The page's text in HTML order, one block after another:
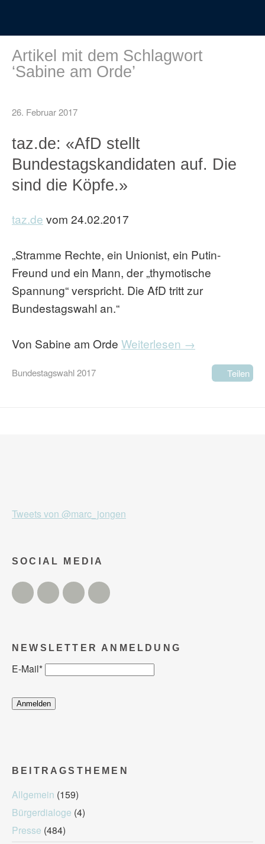
Artikel mit dem Schlagwort
‘Sabine am Orde’
26. Februar 2017
taz.de: «AfD stellt
Bundestagskandidaten auf. Die
sind die Köpfe.»
taz.de vom 24.02.2017
„Stramme Rechte, ein Unionist, ein Putin-
Freund und ein Mann, der „thymotische
Spannung“ verspricht. Die AfD tritt zur
Bundestagswahl an.“
Von Sabine am Orde Weiterlesen →
Bundestagswahl 2017 Teilen
Tweets von @marc_jongen
SOCIAL MEDIA
Twitter FacebookInstagram
NEWSLETTER ANMELDUNG
E-Mail*
BEITRAGSTHEMEN
Allgemein (159)
Bürgerdialoge (4)
Presse (484)